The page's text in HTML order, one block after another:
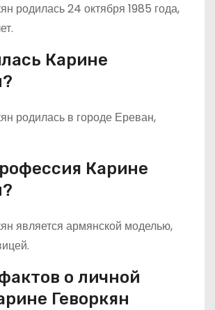
родилась 24 октября 1985 года,
Карине
родилась в городе Ереван,
Карине
является армянской моделью,
о личной
Геворкян